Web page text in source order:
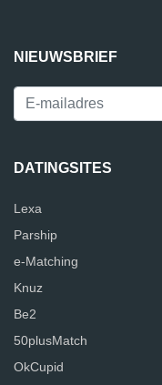
NIEUWSBRIEF
DATINGSITES
Lexa
Parship
e-Matching
Knuz
Be2
50plusMatch
OkCupid